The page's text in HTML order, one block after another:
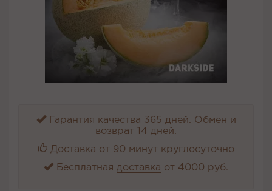
Гарантия качества 365 дней. Обмен и
возврат 14 дней.
Доставка от 90 минут круглосуточно
Бесплатная доставка от 4000 руб.